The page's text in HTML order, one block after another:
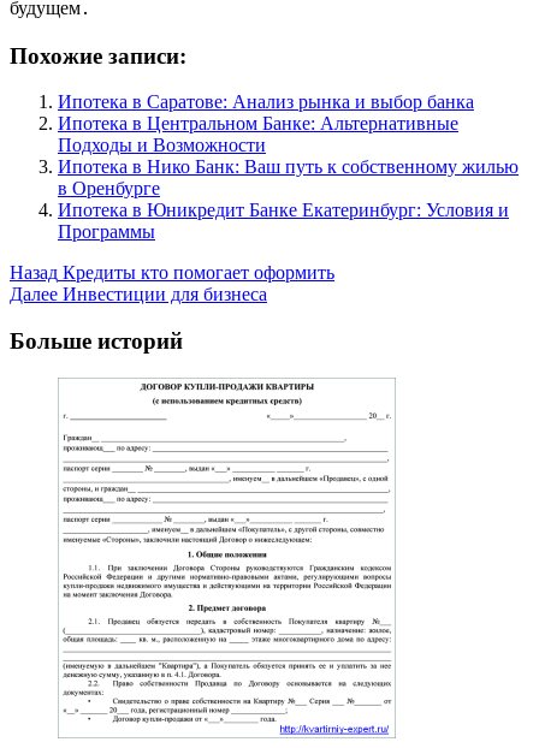
будущем․
Похожие записи:
Ипотека в Саратове: Анализ рынка и выбор банка
Ипотека в Центральном Банке: Альтернативные
Подходы и Возможности
Ипотека в Нико Банк: Ваш путь к собственному жилью
в Оренбурге
Ипотека в Юникредит Банке Екатеринбург: Условия и
Программы
Post
Navigation
Назад Кредиты кто помогает оформить
Далее Инвестиции для бизнеса
Больше историй